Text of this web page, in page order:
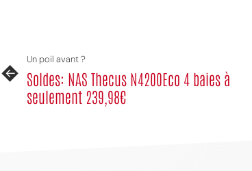
Un poil avant ?
Soldes: NAS Thecus N4200Eco 4 baies à
seulement 239,98€